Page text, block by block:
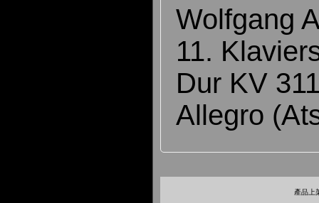
Wolfgang
11.
Dur KV
Allegro
產品上